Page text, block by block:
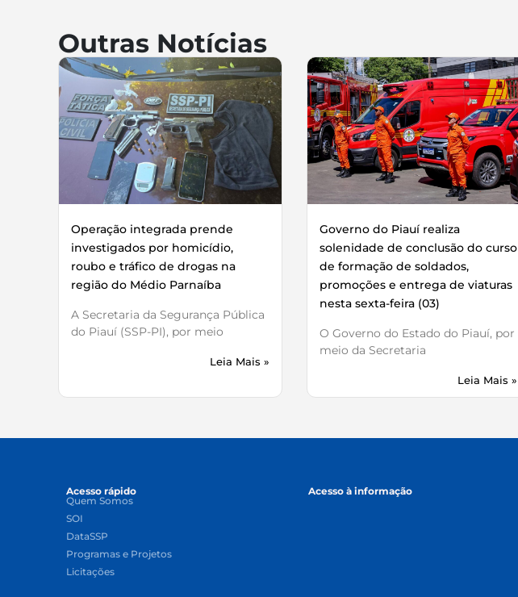
Outras Notícias
Operação integrada prende
investigados por homicídio,
roubo e tráfico de drogas na
região do Médio Parnaíba
A Secretaria da Segurança Pública
do Piauí (SSP-PI), por meio
Leia Mais »
Governo do Piauí realiza
solenidade de conclusão do curso
de formação de soldados,
promoções e entrega de viaturas
nesta sexta-feira (03)
O Governo do Estado do Piauí, por
meio da Secretaria
Leia Mais »
Acesso rápido
Quem Somos
SOI
DataSSP
Programas e Projetos
Licitações
Acesso à informação